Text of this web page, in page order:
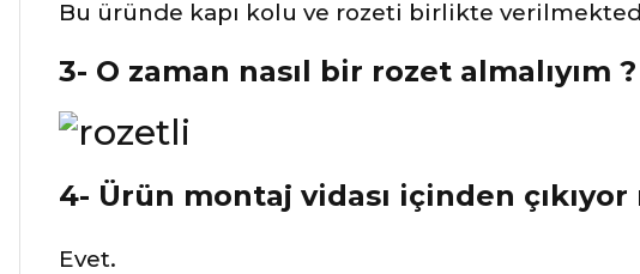
Bu üründe kapı kolu ve rozeti birlikte
3- O zaman nasıl bir rozet almalıyım ?
4- Ürün montaj vidası içinden çıkıyor
Evet.